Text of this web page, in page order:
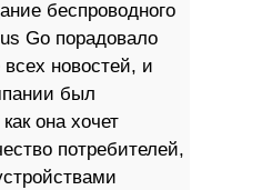
беспроводного
Go порадовало
новостей, и
был
она хочет
потребителей,